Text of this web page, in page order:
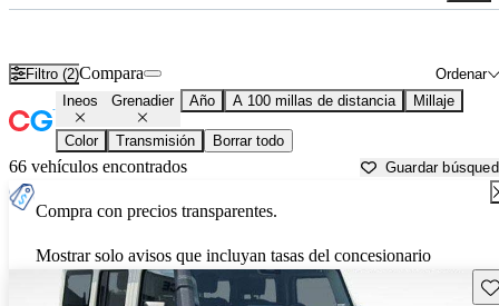
Filtro (2) Ordenar
Compara
Ineos Grenadier Año A 100 millas de distancia Millaje
Color Transmisión Borrar todo
66 vehículos encontrados Guardar
Compra con precios transparentes.
Mostrar solo avisos que incluyan tasas del concesionario